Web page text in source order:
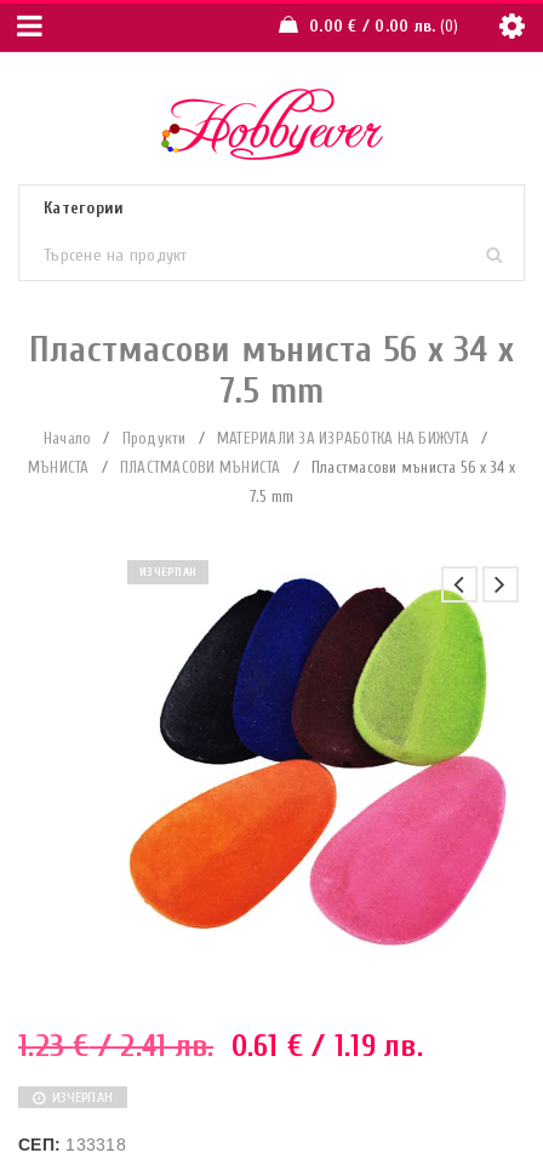
0.00€ / 0.00 лв. 0
Пластмасови мъниста 56 x 34 x
7.5 mm
Начало / Продукти / МАТЕРИАЛИ ЗА ИЗРАБОТКА НА БИЖУТА
/
МЪНИСТА
/ ПЛАСТМАСОВИ МЪНИСТА /
Пластмасови мъниста 56 x 34 x
7.5 mm
ИЗЧЕРПАН
1.23€/ 2.41 лв. 0.61 € / 1.19 лв.
ИЗЧЕРПАН
СЕП: 133318